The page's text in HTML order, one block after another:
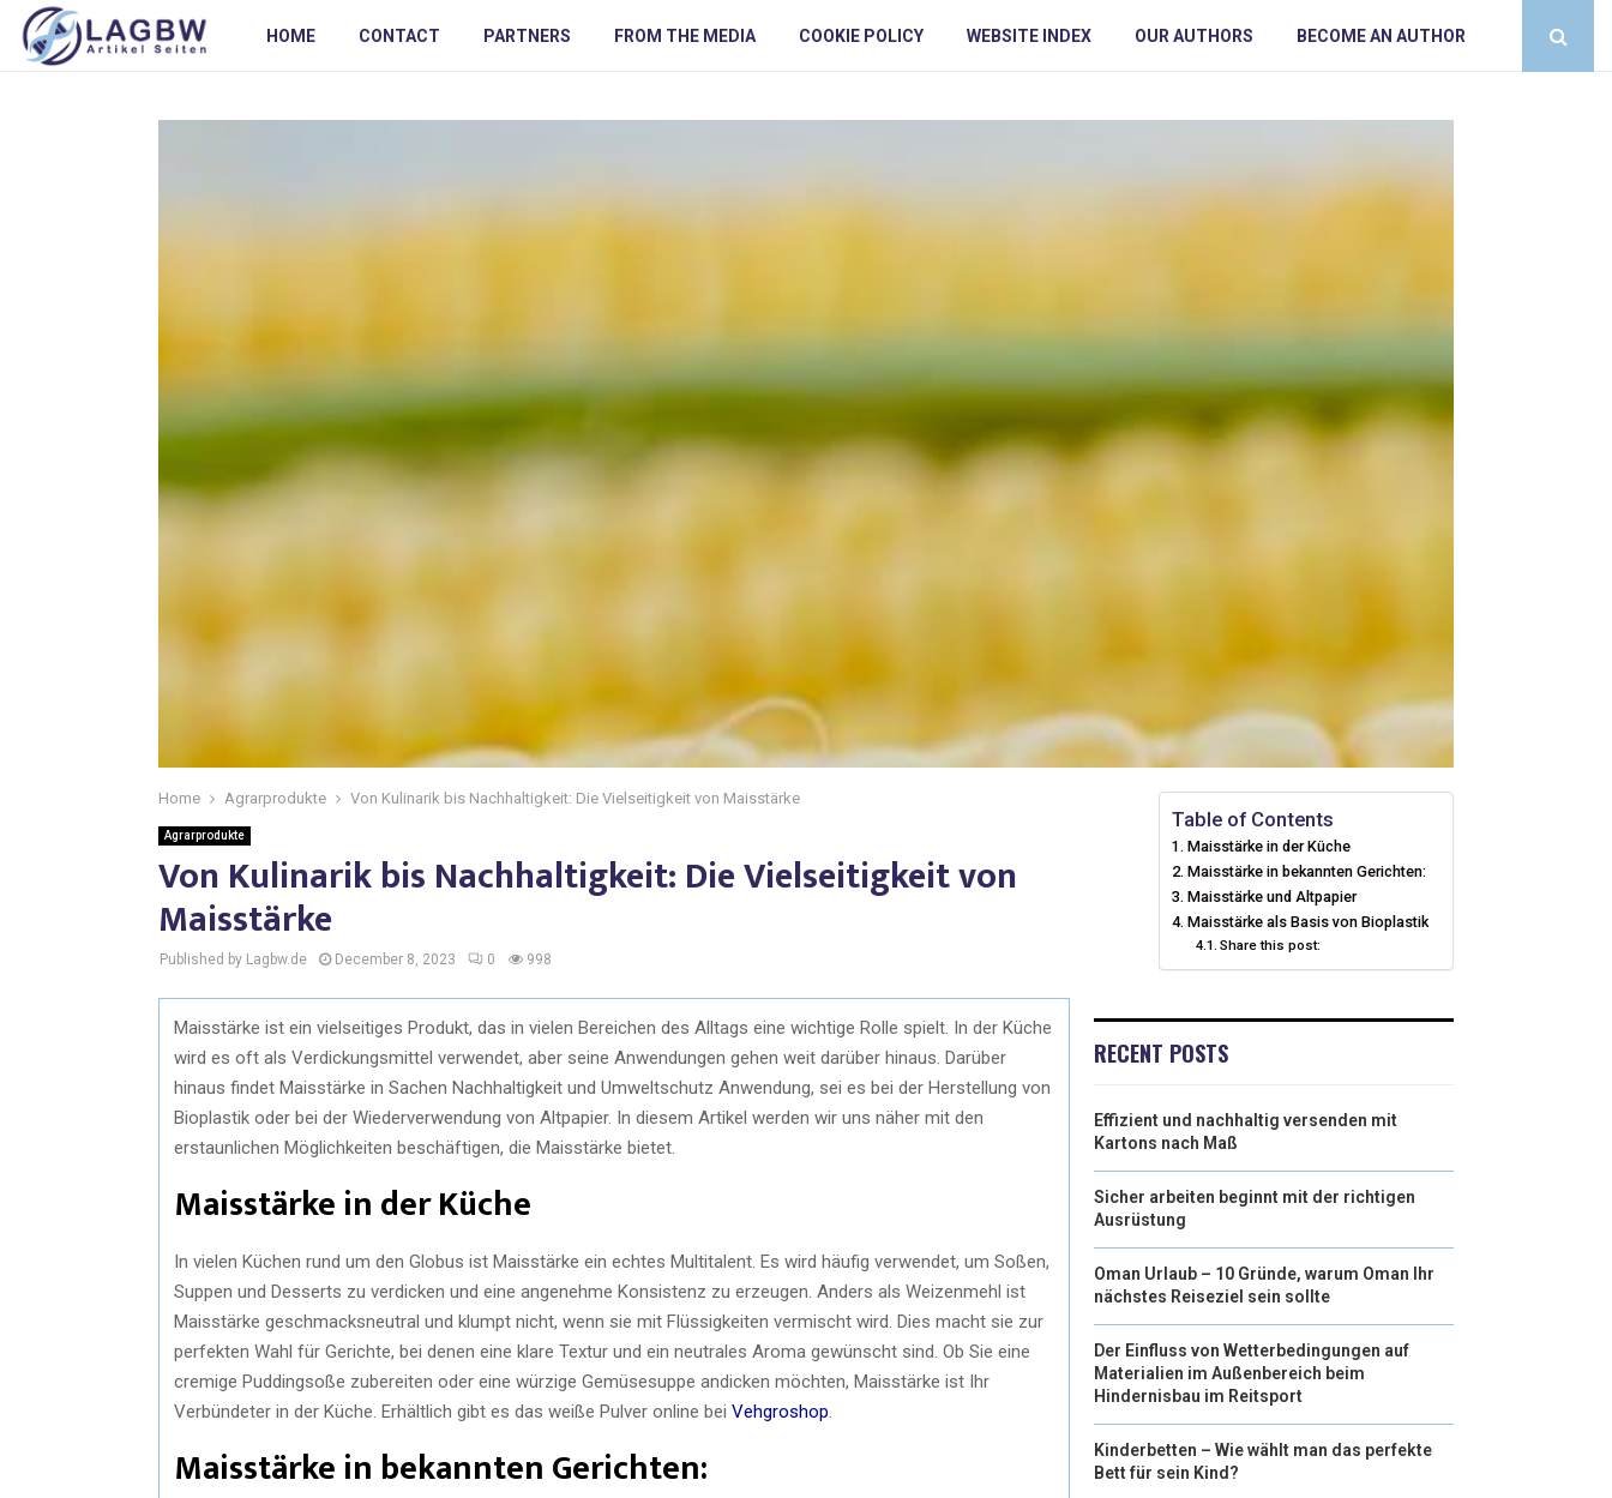
HOME CONTACT PARTNERS FROM THE MEDIA COOKIE POLICY WEBSITE INDEX OUR AUTHORS BECOME AN AUTHOR
Home Agrarprodukte Von Kulinarik bis Nachhaltigkeit: Die Vielseitigkeit von Maisstärke
Agrarprodukte
Von Kulinarik bis Nachhaltigkeit: Die Vielseitigkeit von
Maisstärke
Published by Lagbw.de December 8, 2023 0 998
Maisstärke ist ein vielseitiges Produkt, das in vielen Bereichen des Alltags eine wichtige Rolle spielt. In der Küche
wird es oft als Verdickungsmittel verwendet, aber seine Anwendungen gehen weit darüber hinaus. Darüber
hinaus findet Maisstärke in Sachen Nachhaltigkeit und Umweltschutz Anwendung, sei es bei der Herstellung von
Bioplastik oder bei der Wiederverwendung von Altpapier. In diesem Artikel werden wir uns näher mit den
erstaunlichen Möglichkeiten beschäftigen, die Maisstärke bietet.
Maisstärke in der Küche
In vielen Küchen rund um den Globus ist Maisstärke ein echtes Multitalent. Es wird häufig verwendet, um Soßen,
Suppen und Desserts zu verdicken und eine angenehme Konsistenz zu erzeugen. Anders als Weizenmehl ist
Maisstärke geschmacksneutral und klumpt nicht, wenn sie mit Flüssigkeiten vermischt wird. Dies macht sie zur
perfekten Wahl für Gerichte, bei denen eine klare Textur und ein neutrales Aroma gewünscht sind. Ob Sie eine
cremige Puddingsoße zubereiten oder eine würzige Gemüsesuppe andicken möchten, Maisstärke ist Ihr
Verbündeter in der Küche. Erhältlich gibt es das weiße Pulver online bei Vehgroshop
Maisstärke in bekannten Gerichten:
Table of Contents
Maisstärke in der Küche
Maisstärke in bekannten Gerichten:
Maisstärke und Altpapier
Maisstärke als Basis von Bioplastik
Share this post:
RECENT POSTS
Effizient und nachhaltig versenden mit
Kartons nach Maß
Sicher arbeiten beginnt mit der richtigen
Ausrüstung
Oman Urlaub – 10 Gründe, warum Oman Ihr
nächstes Reiseziel sein sollte
Der Einfluss von Wetterbedingungen auf
Materialien im Außenbereich beim
Hindernisbau im Reitsport
Kinderbetten – Wie wählt man das perfekte
Bett für sein Kind?